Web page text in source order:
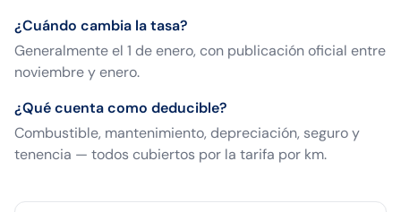
¿Cuándo cambia la tasa?
Generalmente el 1 de enero, con publicación oficial entre
noviembre y enero.
¿Qué cuenta como deducible?
Combustible, mantenimiento, depreciación, seguro y
tenencia — todos cubiertos por la tarifa por km.